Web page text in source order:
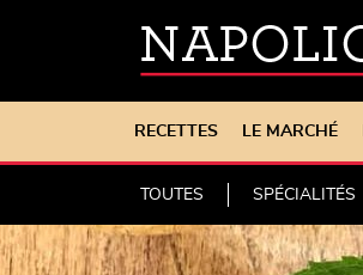
RECETTES LE MARCHÉ
TOUTES SPÉCIALITÉS